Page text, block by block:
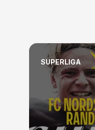
SUPERLIGA